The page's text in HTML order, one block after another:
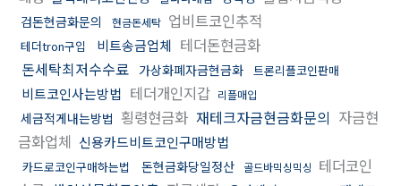
검돈현금화문의 현금돈세탁 업비트코인추적
테더tron구입 비트송금업체 테더돈현금화
돈세탁최저수수료 가상화폐자금현금화 트론리플코인판매
비트코인사는방법 테더개인지갑 리플매입
세금적게내는방법 횡령현금화 재테크자금현금화문의 자금현
금화업체 신용카드비트코인구매방법
카드로코인구매하는법 돈현금화당일정산 골드바믹싱믹싱 테더코인